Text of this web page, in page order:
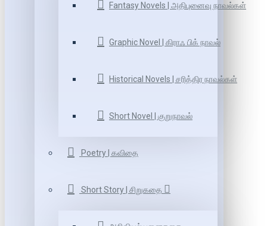
Fantasy Novels | அதிபுனைவு நாவல்கள்
Graphic Novel | கிராஃ பிக் நாவல்
Historical Novels | சரித்திர நாவல்கள்
Short Novel | குறுநாவல்
Poetry | கவிதை
Short Story | சிறுகதை